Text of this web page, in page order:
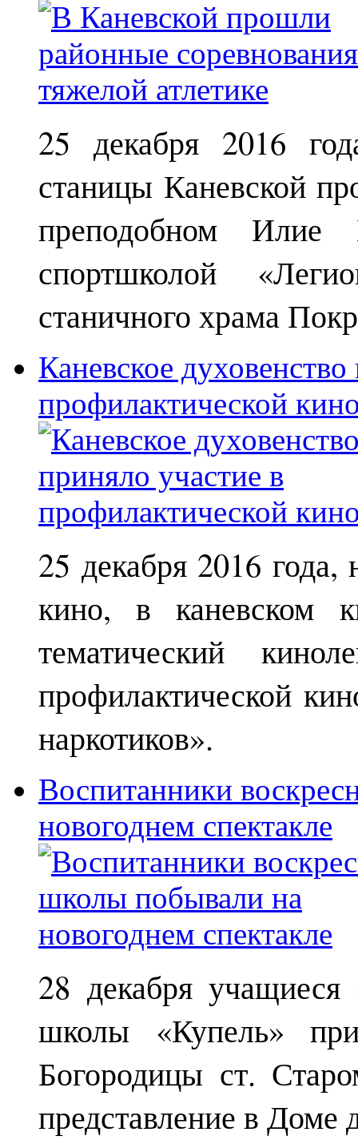
25 декабря 2016
станицы Каневской
преподобном Илие
спортшколой
станичного храма
Каневское
профилактической
25 декабря 2016
кино, в каневском
тематический
профилактической
наркотиков».
Воспитанники
новогоднем спектакле
28 декабря
школы «Купель»
Богородицы ст.
представление в Доме